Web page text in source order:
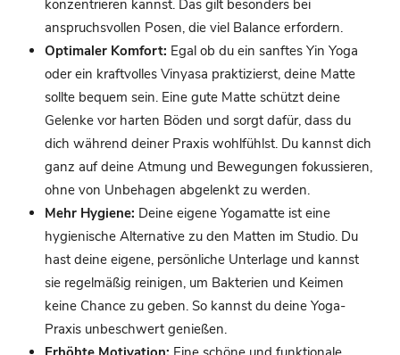
konzentrieren kannst. Das gilt besonders bei
anspruchsvollen Posen, die viel Balance erfordern.
Optimaler Komfort: Egal ob du ein sanftes Yin Yoga
oder ein kraftvolles Vinyasa praktizierst, deine Matte
sollte bequem sein. Eine gute Matte schützt deine
Gelenke vor harten Böden und sorgt dafür, dass du
dich während deiner Praxis wohlfühlst. Du kannst dich
ganz auf deine Atmung und Bewegungen fokussieren,
ohne von Unbehagen abgelenkt zu werden.
Mehr Hygiene: Deine eigene Yogamatte ist eine
hygienische Alternative zu den Matten im Studio. Du
hast deine eigene, persönliche Unterlage und kannst
sie regelmäßig reinigen, um Bakterien und Keimen
keine Chance zu geben. So kannst du deine Yoga-
Praxis unbeschwert genießen.